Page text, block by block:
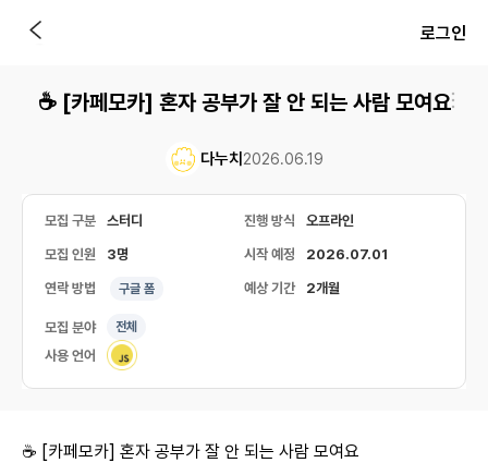
로그인
☕️ [카페모카] 혼자 공부가 잘 안 되는 사람 모여요
다누치 2026.06.19
모집 구분 스터디 진행 방식 오프라인
모집 인원 3명 시작 예정 2026.07.01
연락 방법 구글 폼 예상 기간 2개월
모집 분야 전체
사용 언어
☕️ [카페모카] 혼자 공부가 잘 안 되는 사람 모여요